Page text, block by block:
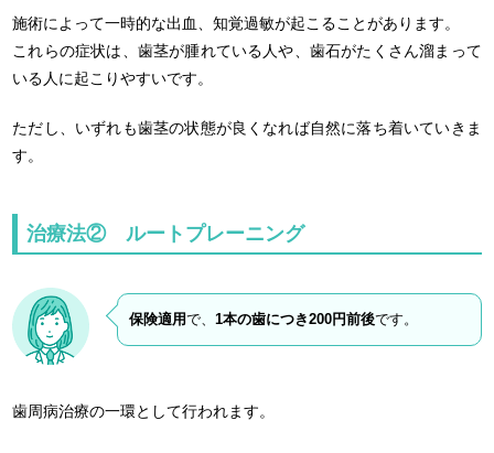
施術によって一時的な出血、知覚過敏が起こることがあります。
これらの症状は、歯茎が腫れている人や、歯石がたくさん溜まって
いる人に起こりやすいです。
ただし、いずれも歯茎の状態が良くなれば自然に落ち着いていきま
す。
治療法② ルートプレーニング
保険適用で、1本の歯につき200円前後です。
歯周病治療の一環として行われます。